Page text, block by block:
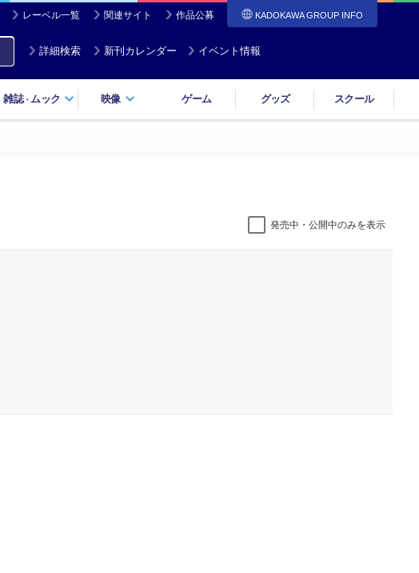
レーベル一覧 関連サイト 作品公募 KADOKAWA GROUP INFO
詳細検索 新刊カレンダー イベント情報
雑誌・ ムック 映像 ゲーム グッズ スクール
発売中・公開中のみを表示